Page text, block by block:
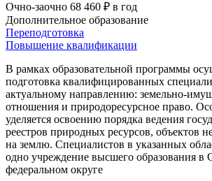
Очно-заочно 68 460 ₽ в год
Дополнительное образование
Переподготовка
Повышение квалификации
В рамках образовательной программы
подготовка квалифицированных
актуальному направлению: земельно-
отношения и природоресурсное право.
уделяется освоению порядка ведения
реестров природных ресурсов, объектов
на землю. Специалистов в указанных
одно учреждение высшего образования в
федеральном округе